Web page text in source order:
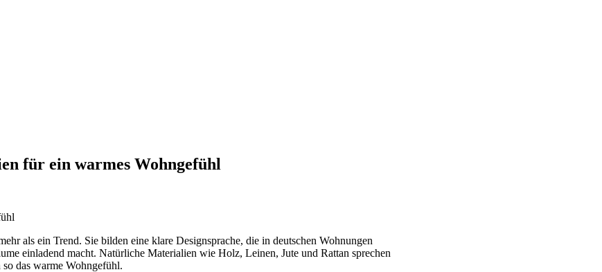
für ein warmes Wohngefühl
als ein Trend. Sie bilden eine klare Designsprache, die in deutschen Wohnungen
einladend macht. Natürliche Materialien wie Holz, Leinen, Jute und Rattan sprechen
das warme Wohngefühl.